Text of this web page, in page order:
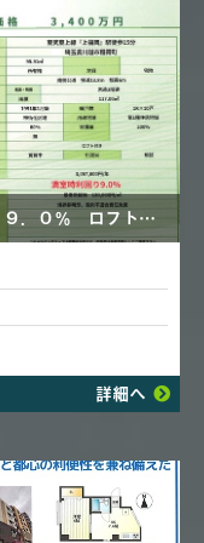
川越市の一棟売りアパート 満室利回り９．０％ ロフト付き １K×１０戸
詳細へ